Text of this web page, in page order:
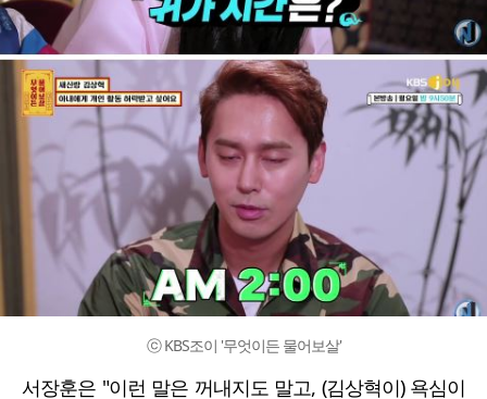
ⓒ KBS조이 '무엇이든 물어보살'
서장훈은 "이런 말은 꺼내지도 말고, (김상혁이) 욕심이